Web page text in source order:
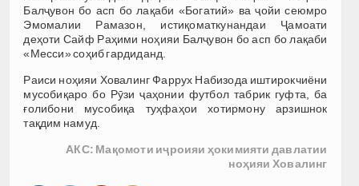
Балҷувон бо асп бо лақаби «Богатий» ва ҷойи сеюмро
Эмомалии Рамазон, истиқоматкунандаи Ҷамоати
деҳоти Сайф Раҳими ноҳияи Балҷувон бо асп бо лақаби
«Месси» соҳиб гардиданд.
Раиси ноҳияи Ховалинг Фаррух Набизода иштирокчиёни
мусобиқаро бо Рӯзи ҷаҳонии футбол табрик гуфта, ба
ғолибони мусобиқа туҳфаҳои хотирмону арзишнок
тақдим намуд.
АКС: Мақомоти иҷроияи ҳокимияти давлатии
ноҳияи Ховалинг